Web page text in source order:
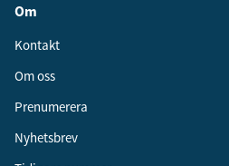
Om
Kontakt
Om oss
Prenumerera
Nyhetsbrev